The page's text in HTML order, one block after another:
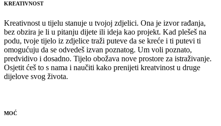
KREATIVNOST
Kreativnost u tijelu stanuje u tvojoj zdjelici. Ona je izvor rađanja,
bez obzira je li u pitanju dijete ili ideja kao projekt. Kad plešeš na
podu, tvoje tijelo iz zdjelice traži puteve da se kreće i ti putevi ti
omogućuju da se odvedeš izvan poznatog. Um voli poznato,
predvidivo i dosadno. Tijelo obožava nove prostore za istraživanje.
Osjetit ćeš to s nama i naučiti kako prenijeti kreatvinost u druge
dijelove svog života.
MOĆ